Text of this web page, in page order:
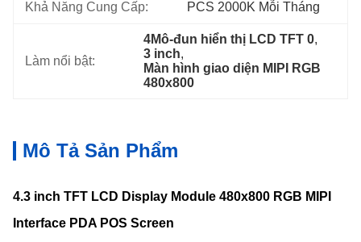
Khả Năng Cung Cấp: PCS 2000K Mỗi Tháng
Làm nổi bật:
4Mô-đun hiển thị LCD TFT 0,
3 inch,
Màn hình giao diện MIPI RGB
480x800
Mô Tả Sản Phẩm
4.3 inch TFT LCD Display Module 480x800 RGB MIPI
Interface PDA POS Screen